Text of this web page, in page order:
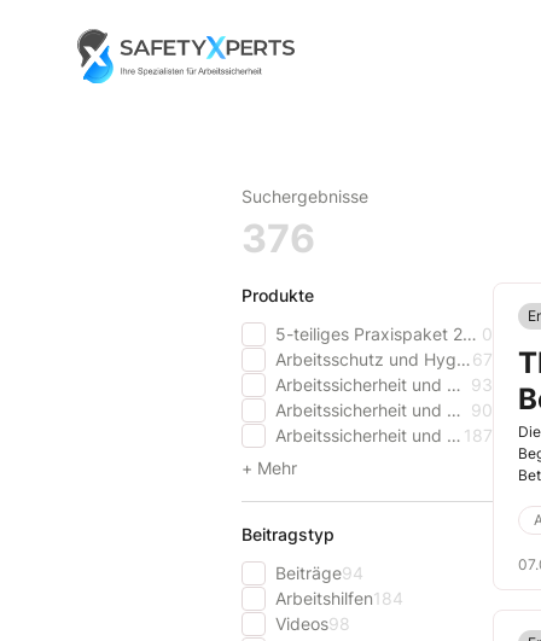
Go to landing page.
Suchergebnisse
376
Produkte
5-teiliges Praxispaket 2025 0
Arbeitsschutz und Hygiene im Gesundheitswesen 67
Arbeitssicherheit und Gesundheitsschutz aktuell
93
Arbeitssicherheit und Gesundheitsschutz aktuell - Schweiz
90
Arbeitssicherheit und Gesundheitsschutz aktuell PREMIUM 187
+ Mehr
Beitragstyp
Beiträge94
Arbeitshilfen184
Videos98